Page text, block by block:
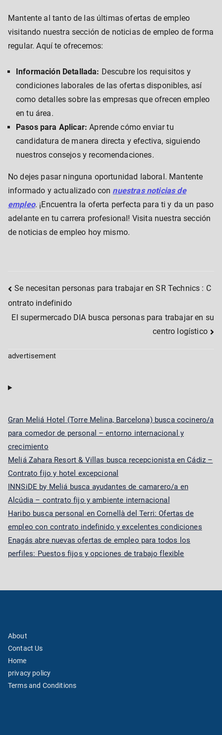
Mantente al tanto de las últimas ofertas de empleo
visitando nuestra sección de noticias de empleo de forma
regular. Aquí te ofrecemos:
Información Detallada: Descubre los requisitos y
condiciones laborales de las ofertas disponibles, así
como detalles sobre las empresas que ofrecen empleo
en tu área.
Pasos para Aplicar: Aprende cómo enviar tu
candidatura de manera directa y efectiva, siguiendo
nuestros consejos y recomendaciones.
No dejes pasar ninguna oportunidad laboral. Mantente
informado y actualizado con nuestras noticias de
empleo. ¡Encuentra la oferta perfecta para ti y da un paso
adelante en tu carrera profesional! Visita nuestra sección
de noticias de empleo hoy mismo.
Post
navigation
Se necesitan personas para trabajar en SR Technics : C
ontrato indefinido
El supermercado DIA busca personas para trabajar en su
centro logístico
advertisement
Gran Meliá Hotel (Torre Melina, Barcelona) busca cocinero/a
para comedor de personal – entorno internacional y
crecimiento
Meliá Zahara Resort & Villas busca recepcionista en Cádiz –
Contrato fijo y hotel excepcional
INNSiDE by Meliá busca ayudantes de camarero/a en
Alcúdia – contrato fijo y ambiente internacional
Haribo busca personal en Cornellà del Terri: Ofertas de
empleo con contrato indefinido y excelentes condiciones
Enagás abre nuevas ofertas de empleo para todos los
perfiles: Puestos fijos y opciones de trabajo flexible
About
Contact Us
Home
privacy policy
Terms and Conditions